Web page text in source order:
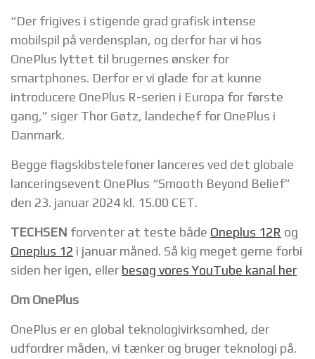
“Der frigives i stigende grad grafisk intense
mobilspil på verdensplan, og derfor har vi hos
OnePlus lyttet til brugernes ønsker for
smartphones. Derfor er vi glade for at kunne
introducere OnePlus R-serien i Europa for første
gang,” siger Thor Gøtz, landechef for OnePlus i
Danmark.
Begge flagskibstelefoner lanceres ved det globale
lanceringsevent OnePlus “Smooth Beyond Belief”
den 23. januar 2024 kl. 15.00 CET.
TECHSEN forventer at teste både Oneplus 12R og
Oneplus 12 i januar måned. Så kig meget gerne forbi
siden her igen, eller besøg vores YouTube kanal her
Om OnePlus
OnePlus er en global teknologivirksomhed, der
udfordrer måden, vi tænker og bruger teknologi på.